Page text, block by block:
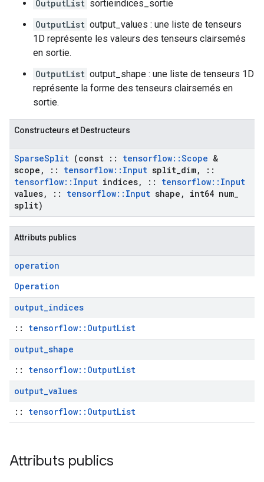
OutputList sortieindices_sortie
OutputList output_values : une liste de tenseurs
1D représente les valeurs des tenseurs clairsemés
en sortie.
OutputList output_shape : une liste de tenseurs 1D
représente la forme des tenseurs clairsemés en
sortie.
Constructeurs et Destructeurs
SparseSplit (const :: tensorflow::Scope &
scope , :: tensorflow:: Input split dim,
::
tensorflow:: Input indices, :: tensorflow:: Input
values, :: tensorflow:: Input shape , int64 num
split)
Attributs publics
operation
Operation
output_indices
:: tensorflow::OutputList
output_shape
:: tensorflow::OutputList
output_values
:: tensorflow::OutputList
Attributs publics